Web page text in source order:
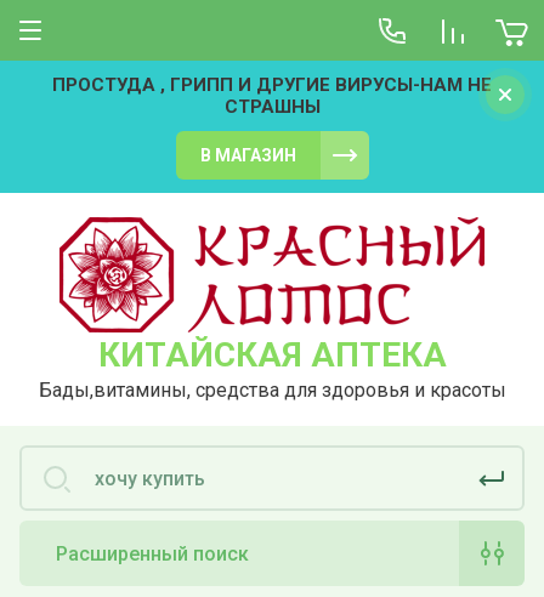
ПРОСТУДА , ГРИПП И ДРУГИЕ ВИРУСЫ-НАМ НЕ
СТРАШНЫ
В МАГАЗИН
КИТАЙСКАЯ АПТЕКА
Бады,витамины, средства для здоровья и красоты
Расширенный поиск